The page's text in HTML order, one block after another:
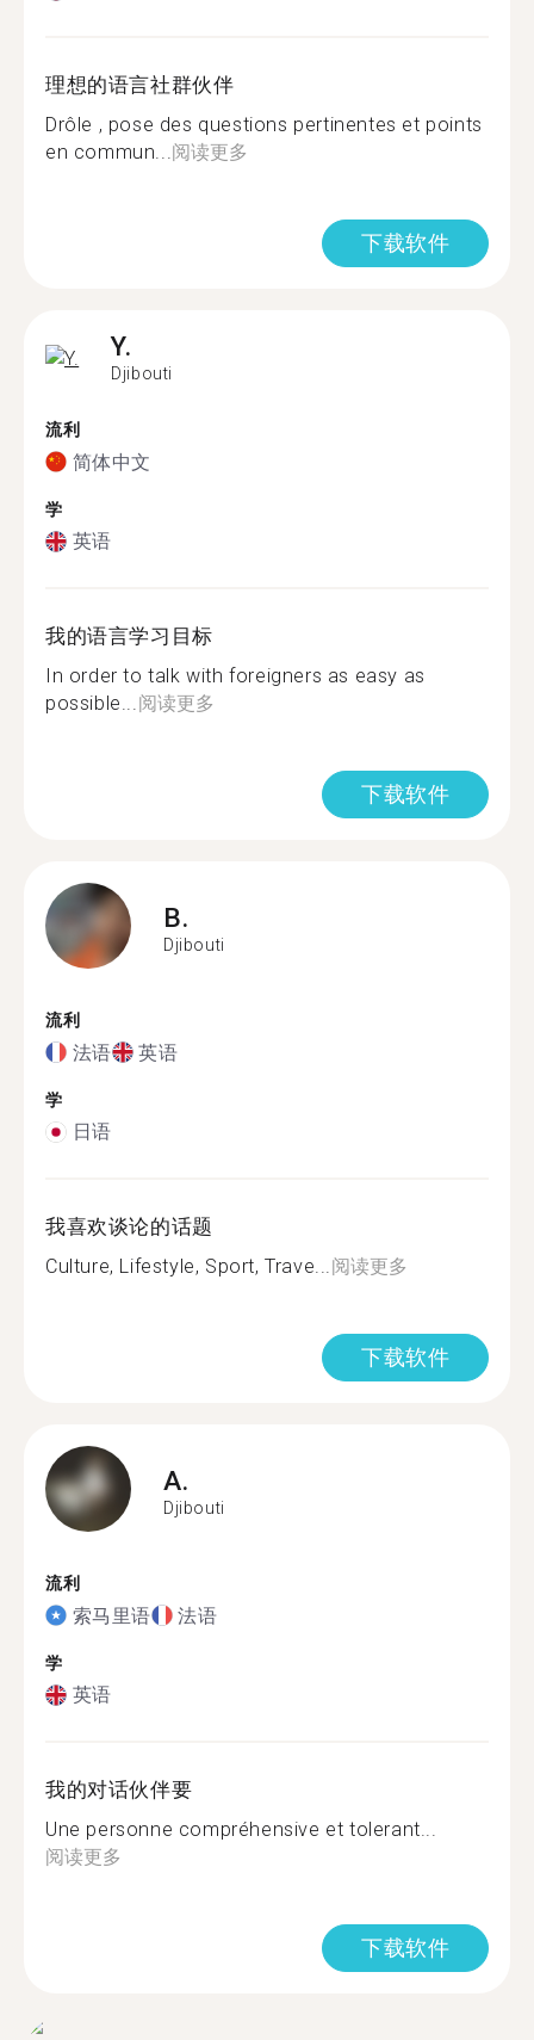
理想的语言社群伙伴
Drôle , pose des questions pertinentes et points
en commun...阅读更多
下载软件
Y.
Djibouti
流利
简体中文
学
英语
我的语言学习目标
In order to talk with foreigners as easy as
possible...阅读更多
下载软件
B.
Djibouti
流利
法语 英语
学
日语
我喜欢谈论的话题
Culture, Lifestyle, Sport, Trave...阅读更多
下载软件
A.
Djibouti
流利
索马里语 法语
学
英语
我的对话伙伴要
Une personne compréhensive et tolerant...
阅读更多
下载软件